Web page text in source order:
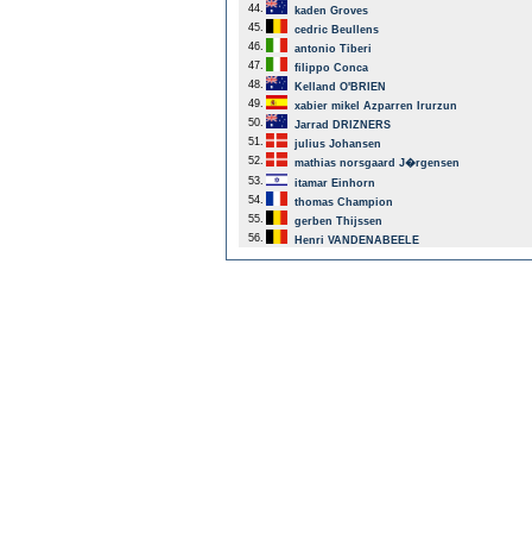
44.
kaden Groves
45.
cedric Beullens
46.
antonio Tiberi
47.
filippo Conca
48.
Kelland O'BRIEN
49.
xabier mikel Azparren Irurzun
50.
Jarrad DRIZNERS
51.
julius Johansen
52.
mathias norsgaard J�rgensen
53.
itamar Einhorn
54.
thomas Champion
55.
gerben Thijssen
56.
Henri VANDENABEELE